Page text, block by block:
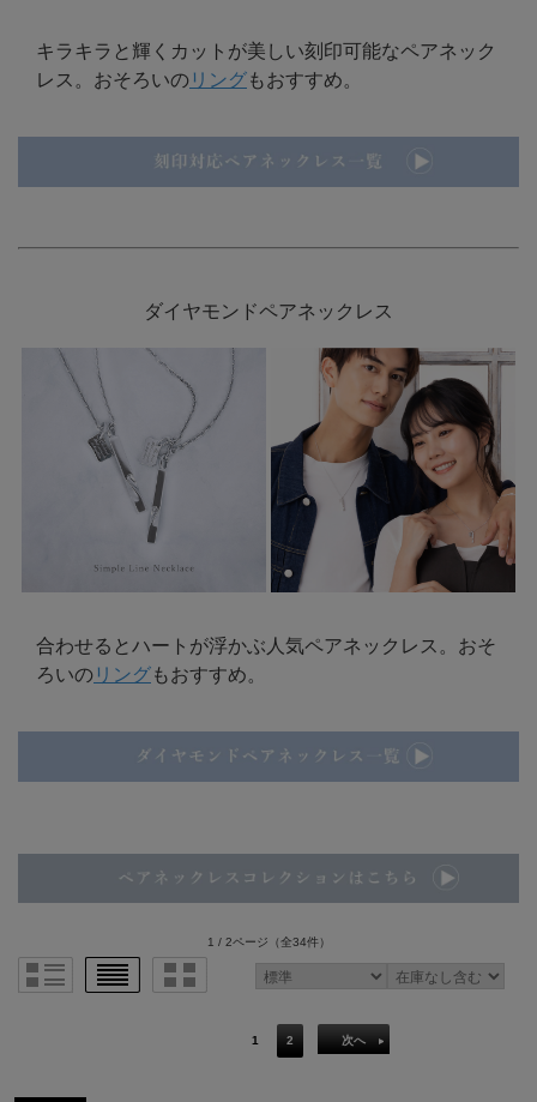
キラキラと輝くカットが美しい刻印可能なペアネック
レス。おそろいの リングもおすすめ。
ダイヤモンドペアネックレス
合わせるとハートが浮かぶ人気ペアネックレス。おそ
ろいの リングもおすすめ。
1 / 2ページ （全34件）
1 2 次へ